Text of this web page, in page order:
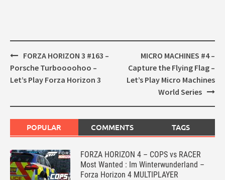
Post
navigation
FORZA HORIZON 3 #163 –
Porsche Turboooohoo –
Let’s Play Forza Horizon 3
MICRO MACHINES #4 –
Capture the Flying Flag –
Let’s Play Micro Machines
World Series
POPULAR COMMENTS TAGS
FORZA HORIZON 4 – COPS vs RACER
Most Wanted : Im Winterwunderland –
Forza Horizon 4 MULTIPLAYER